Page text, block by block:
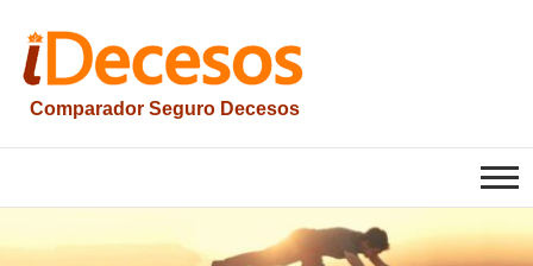
contenido
Comparador Seguro Decesos
iesquelas